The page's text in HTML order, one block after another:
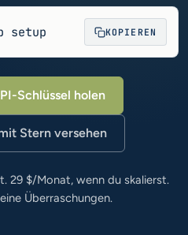
setup KOPIEREN
Schlüssel holen
Stern versehen
29 $/Monat, wenn du skalierst.
Überraschungen.